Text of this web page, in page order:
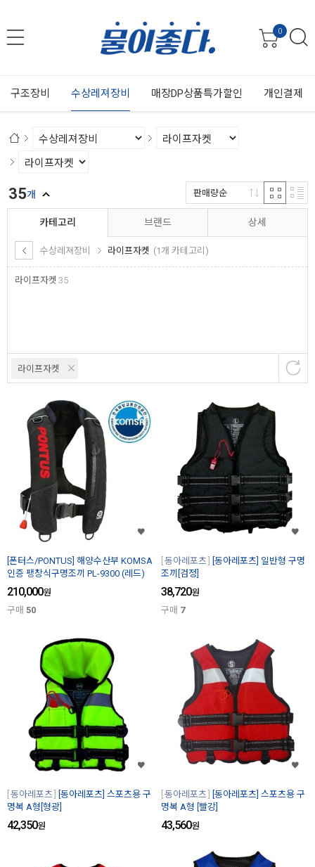
0
구조장비 수상레져장비 매장DP상품특가할인 개인결제
카테고리
수상레져장비 라이프자켓 (1개 카테고리)
라이프자켓 35
브랜드 상세
라이프자켓
35개 판매량순
[폰터스/PONTUS] 해양수산부 KOMSA
인증 팽창식구명조끼 PL-9300 (레드)
210,000원
구매 50
동아레포츠
[동아레포츠] 일반형 구명
조끼[검정]
38,720원
구매 7
동아레포츠
[동아레포츠] 스포츠용 구
명복 A형[형광]
42,350원
동아레포츠
[동아레포츠] 스포츠용 구
명복 A형 [빨강]
43,560원